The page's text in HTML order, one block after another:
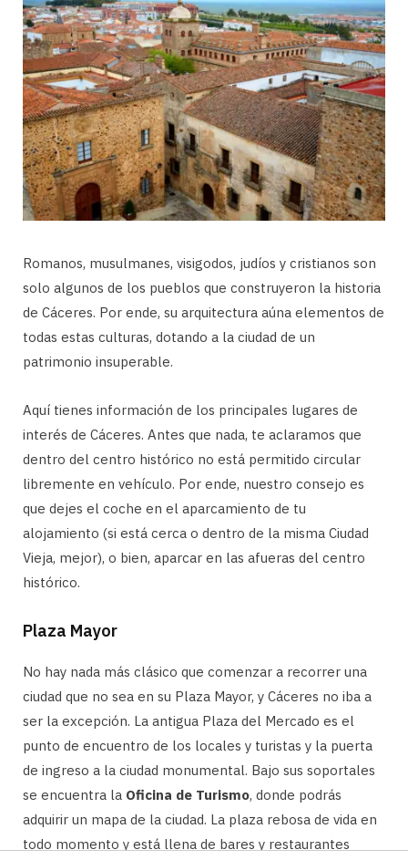
Romanos, musulmanes, visigodos, judíos y cristianos son
solo algunos de los pueblos que construyeron la historia
de Cáceres. Por ende, su arquitectura aúna elementos de
todas estas culturas, dotando a la ciudad de un
patrimonio insuperable.
Aquí tienes información de los principales lugares de
interés de Cáceres. Antes que nada, te aclaramos que
dentro del centro histórico no está permitido circular
libremente en vehículo. Por ende, nuestro consejo es
que dejes el coche en el aparcamiento de tu
alojamiento (si está cerca o dentro de la misma Ciudad
Vieja, mejor), o bien, aparcar en las afueras del centro
histórico.
Plaza Mayor
No hay nada más clásico que comenzar a recorrer una
ciudad que no sea en su Plaza Mayor, y Cáceres no iba a
ser la excepción. La antigua Plaza del Mercado es el
punto de encuentro de los locales y turistas y la puerta
de ingreso a la ciudad monumental. Bajo sus soportales
se encuentra la Oficina de Turismo, donde podrás
adquirir un mapa de la ciudad. La plaza rebosa de vida en
todo momento y está llena de bares y restaurantes